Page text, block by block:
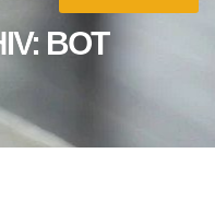
BOT